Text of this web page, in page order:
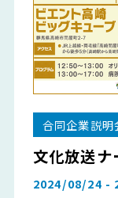
合同企業説明
文化放送
2024/08/24 -